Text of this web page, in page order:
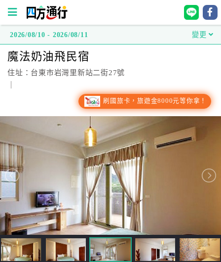
方
通
台
訂
房
直
接
跟
飯
店
2026/08/10 - 2026/08/11 變更
魔法奶油飛民宿
住址：台東市岩灣里新站二街27號
刷國旅卡，旅遊金8000元等你拿！